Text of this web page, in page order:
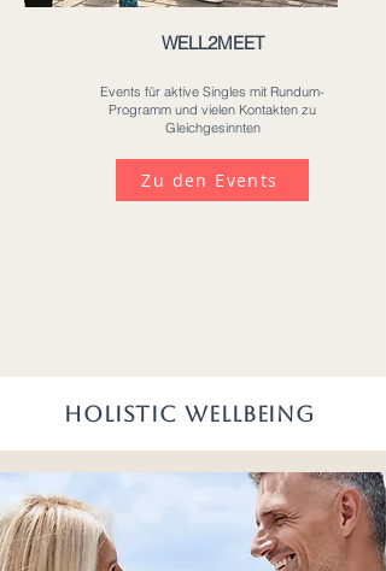
WELL2MEET
Events für aktive Singles mit Rundum-
Programm und vielen Kontakten zu
Gleichgesinnten
Zu den Events
HOLISTIC WELLBEING